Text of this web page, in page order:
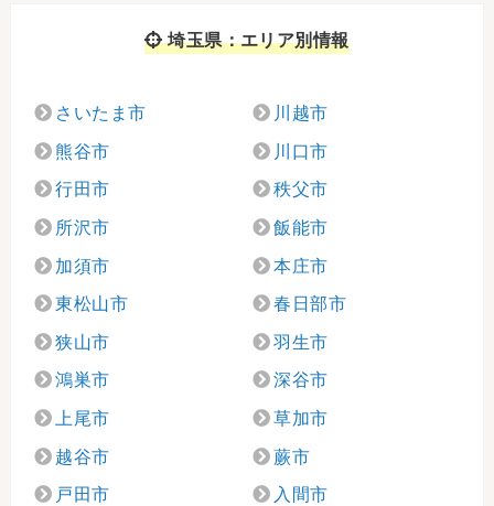
埼玉県：エリア別情報
さいたま市 川越市
熊谷市 川口市
行田市 秩父市
所沢市 飯能市
加須市 本庄市
東松山市 春日部市
狭山市 羽生市
鴻巣市 深谷市
上尾市 草加市
越谷市 蕨市
戸田市 入間市